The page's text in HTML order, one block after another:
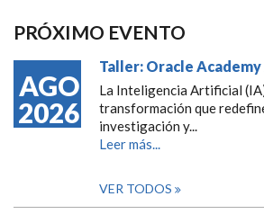
PRÓXIMO EVENTO
AGO
2026
Taller: Oracle
La Inteligencia Artificial
transformación que
investigación y...
Leer más...
VER TODOS